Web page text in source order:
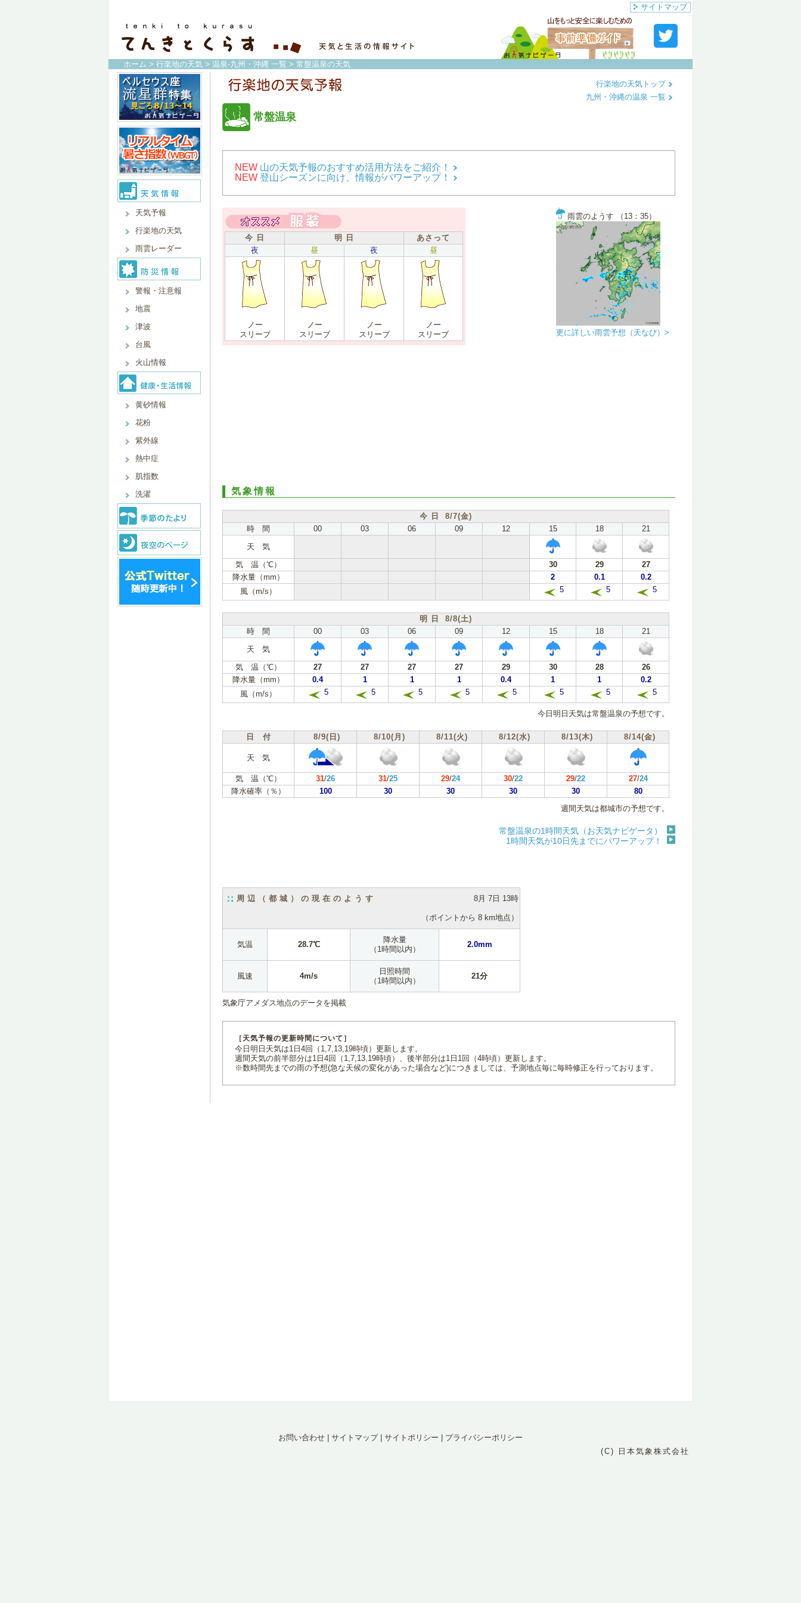
サイトマップ
ホーム > 行楽地の天気 > 温泉-九州・沖縄 一覧 > 常盤温泉の天気
天気予報
行楽地の天気
雨雲レーダー
警報・注意報
地震
津波
台風
火山情報
黄砂情報
花粉
紫外線
熱中症
肌指数
洗濯
常盤温泉
行楽地の天気トップ
九州・沖縄の温泉 一覧
NEW 山の天気予報のおすすめ活用方法をご紹介！
NEW 登山シーズンに向け、情報がパワーアップ！
今 日 明 日
あさって
夜
昼 夜 昼
ノー
スリーブ
ノー
スリーブ
ノー
スリーブ
ノー
スリーブ
雨雲のようす （13：35）
更に詳しい雨雲予想（天なび）>
気象情報
今 日 8/7(金)
時 間
00 03 06 09 12 15 18
21
天 気
気 温（℃）
30 29
27
降水量（mm）
2 0.1
0.2
風（m/s）
5 5 5
明 日 8/8(土)
時 間
00 03 06 09 12 15 18
21
天 気
気 温（℃）
27 27 27 27 29 30 28
26
降水量（mm）
0.4 1 1 1 0.4 1 1
0.2
風（m/s）
5 5 5 5 5 5 5 5
今日明日天気は常盤温泉の予想です。
日 付 8/9(日) 8/10(月) 8/11(火) 8/12(水) 8/13(木) 8/14(金)
天 気
気 温（℃） 31/26 31/25 29/24 30/22 29/22 27/24
降水確率（％）
100 30 30 30 30
80
週間天気は都城市の予想です。
常盤温泉の1時間天気（お天気ナビゲータ）
1時間天気が10日先までにパワーアップ！
周辺（都城）の現在のようす 8月 7日 13時
（ポイントから 8 km地点）
気温 28.7℃
降水量
（1時間以内）
2.0mm
風速 4m/s
日照時間
（1時間以内）
21分
気象庁アメダス地点のデータを掲載
［天気予報の更新時間について］
今日明日天気は1日4回（1,7,13,19時頃）更新します。
週間天気の前半部分は1日4回（1,7,13,19時頃）、後半部分は1日1回（4時頃）更新します。
※数時間先までの雨の予想(急な天候の変化があった場合など)につきましては、予測地点毎に毎時修正を行っております。
お問い合わせ サイトマップ| サイトポリシー
プライバシーポリシー
(C) 日本気象株式会社